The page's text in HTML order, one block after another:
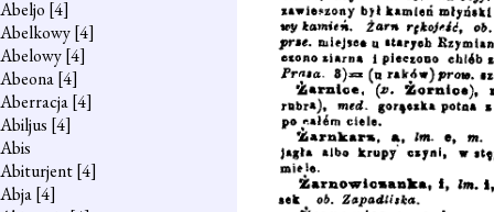
Abeljo [4]
Abelkowy[4]
Abelowy[4]
Abeona[4]
Aberracja[4]
Abiljus [4]
Abis
Abiturjent[4]
Abja[4]